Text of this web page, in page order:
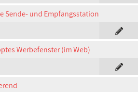
Sende- und Empfangsstation
Werbefenster (im Web)